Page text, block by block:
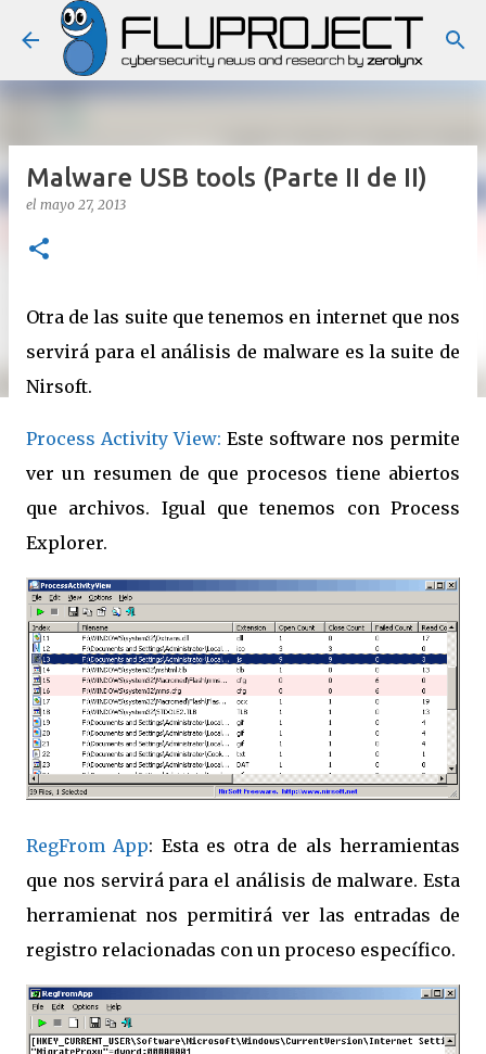
Ir al contenido principal
Malware USB tools (Parte II de II)
el mayo 27, 2013
Otra de las suite que tenemos en internet que nos
servirá para el análisis de malware es la suite de
Nirsoft.
Process Activity View: Este software nos permite
ver un resumen de que procesos tiene abiertos
que archivos. Igual que tenemos con Process
Explorer.
RegFrom App: Esta es otra de als herramientas
que nos servirá para el análisis de malware. Esta
herramienat nos permitirá ver las entradas de
registro relacionadas con un proceso específico.